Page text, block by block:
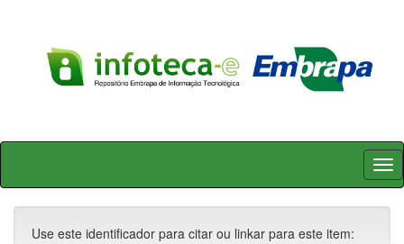
Skip
Use este identificador para citar ou linkar para este item: